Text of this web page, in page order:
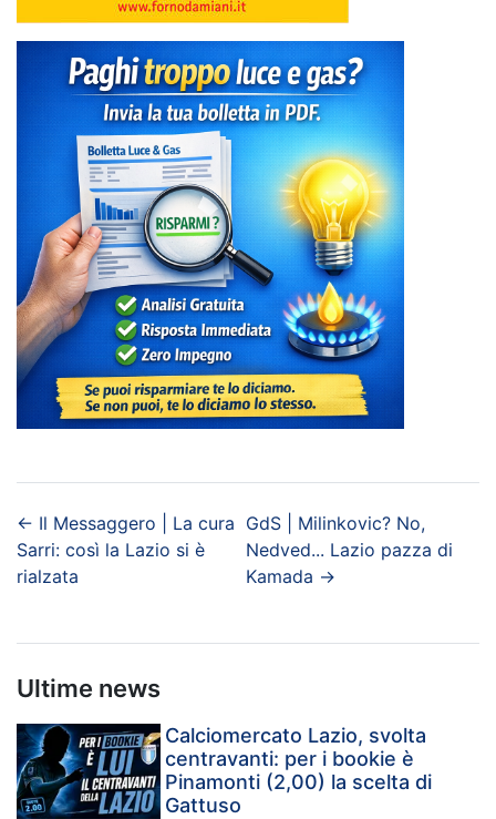
← Il Messaggero | La cura
Sarri: così la Lazio si è
rialzata
GdS | Milinkovic? No,
Nedved... Lazio pazza di
Kamada →
Ultime news
Calciomercato Lazio, svolta
centravanti: per i bookie è
Pinamonti (2,00) la scelta di
Gattuso